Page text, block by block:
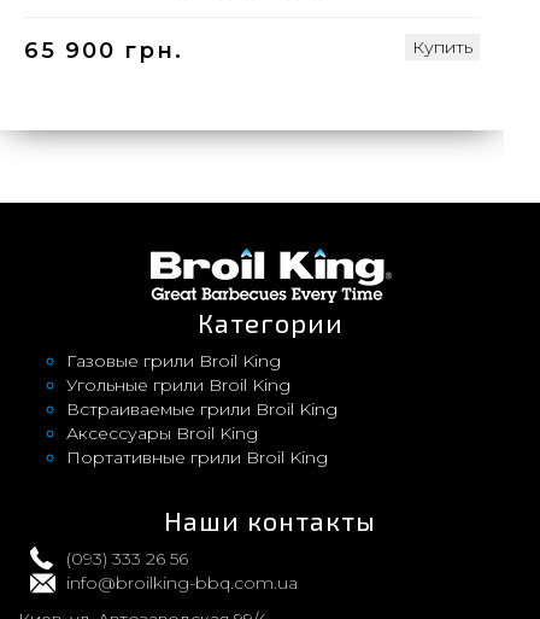
65 900 грн. Купить
Категории
Газовые грили Broil King
Угольные грили Broil King
Встраиваемые грили Broil King
Аксессуары Broil King
Портативные грили Broil King
Наши контакты
(093) 333 26 56
info@broilking-bbq.com.ua